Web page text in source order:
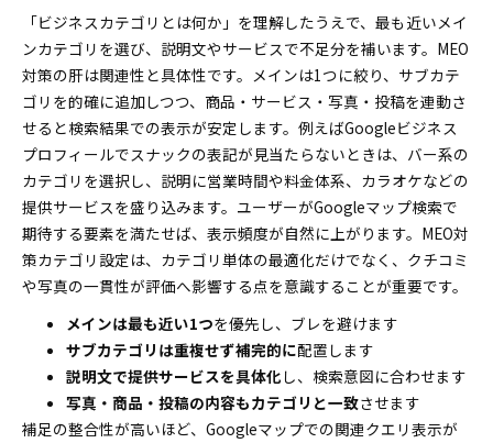
「ビジネスカテゴリとは何か」を理解したうえで、最も近いメイ
ンカテゴリを選び、説明文やサービスで不足分を補います。MEO
対策の肝は関連性と具体性です。メインは1つに絞り、サブカテ
ゴリを的確に追加しつつ、商品・サービス・写真・投稿を連動さ
せると検索結果での表示が安定します。例えばGoogleビジネス
プロフィールでスナックの表記が見当たらないときは、バー系の
カテゴリを選択し、説明に営業時間や料金体系、カラオケなどの
提供サービスを盛り込みます。ユーザーがGoogleマップ検索で
期待する要素を満たせば、表示頻度が自然に上がります。MEO対
策カテゴリ設定は、カテゴリ単体の最適化だけでなく、クチコミ
や写真の一貫性が評価へ影響する点を意識することが重要です。
メインは最も近い1つを優先し、ブレを避けます
サブカテゴリは重複せず補完的に配置します
説明文で提供サービスを具体化 し、検索意図に合わせます
写真・商品・投稿の内容もカテゴリと一致させます
補足の整合性が高いほど、Googleマップでの関連クエリ表示が